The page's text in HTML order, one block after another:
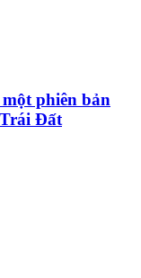
phiên bản
Đất